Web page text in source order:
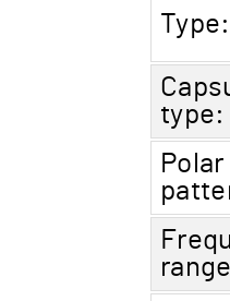
Type:
type:
Polar